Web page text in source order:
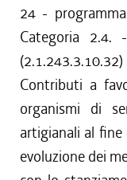
24 -
Categoria
Contributi a
organismi di
artigianali al
evoluzione dei